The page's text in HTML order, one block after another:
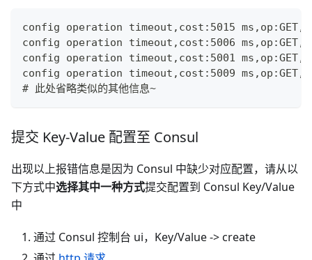
config operation timeout,cost:5015
config operation timeout,cost:5006
config operation timeout,cost:5001
config operation timeout,cost:5009
# 此处省略类似的其他信息~
提交 Key-Value 配置至 Consul
出现以上报错信息是因为 Consul 中缺少对应配置，请从以
下方式中选择其中一种方式提交配置到 Consul Key/Value
中
通过 Consul 控制台 ui，Key/Value -> create